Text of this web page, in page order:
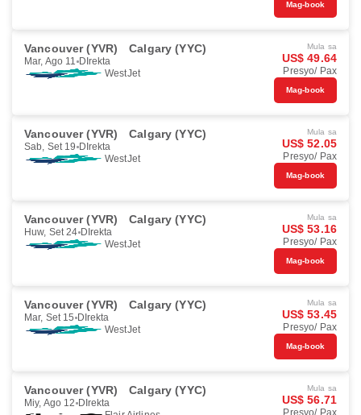
Mag-book
Vancouver (YVR) Calgary (YYC)
Mar, Ago 11 DIrekta
WestJet
Mula sa
US$ 49.64
Presyo/ Pax
Mag-book
Vancouver (YVR) Calgary (YYC)
Sab, Set 19 DIrekta
WestJet
Mula sa
US$ 52.05
Presyo/ Pax
Mag-book
Vancouver (YVR) Calgary (YYC)
Huw, Set 24 DIrekta
WestJet
Mula sa
US$ 53.16
Presyo/ Pax
Mag-book
Vancouver (YVR) Calgary (YYC)
Mar, Set 15 DIrekta
WestJet
Mula sa
US$ 53.45
Presyo/ Pax
Mag-book
Vancouver (YVR) Calgary (YYC)
Miy, Ago 12 DIrekta
Mula sa
US$ 56.71
Presyo/ Pax